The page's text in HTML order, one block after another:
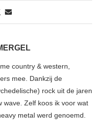
country & western,
mee. Dankzij de
rock uit de jaren
wave. Zelf koos ik voor wat
metal werd genoemd.